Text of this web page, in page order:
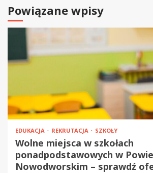
Powiązane wpisy
EDUKACJA REKRUTACJA SZKOŁY
Wolne miejsca w szkołach
ponadpodstawowych w
Nowodworskim – sprawdź